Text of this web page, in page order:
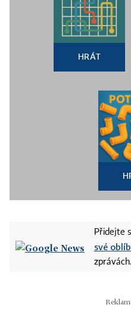
HRÁT
Přidejte
své
zprávách.